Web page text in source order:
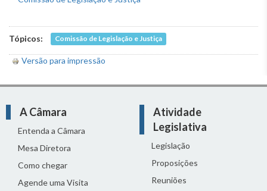
Tópicos: Comissão de Legislação e Justiça
Versão para impressão
A Câmara
Entenda a Câmara
Mesa Diretora
Como chegar
Agende uma Visita
Atividade
Legislativa
Legislação
Proposições
Reuniões